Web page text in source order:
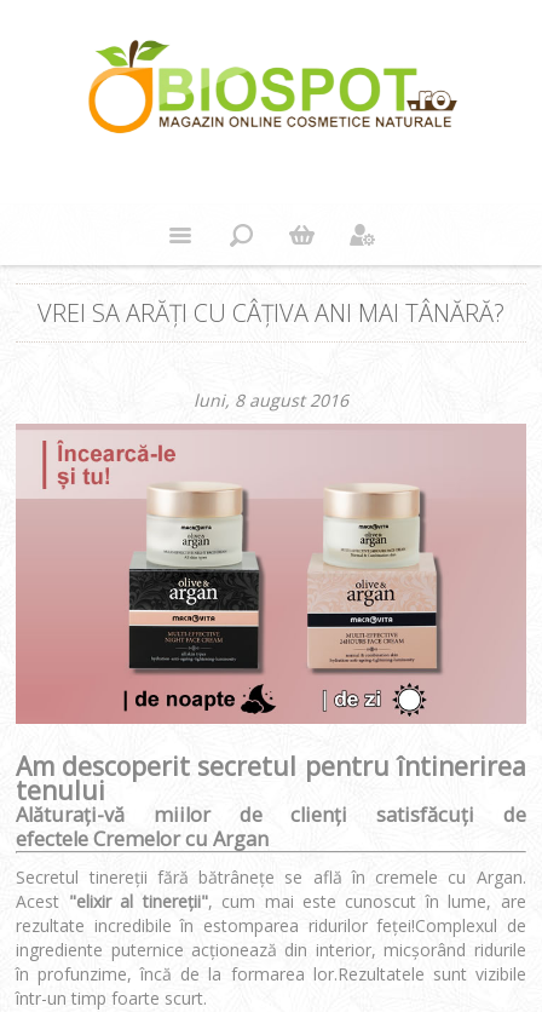
VREI SA ARĂŢI CU CÂŢIVA ANI MAI TÂNĂRĂ?
luni, 8 august 2016
Am descoperit secretul pentru întinerirea
tenului
Alăturaţi-vă miilor de clienţi satisfăcuţi de
efecteleCremelor cu Argan
Secretul tinereţii fără bătrâneţe se află în cremele cu Argan.
Acest "elixir al tinereţii", cum mai este cunoscut în lume, are
rezultate incredibile în estomparea ridurilor feţei!Complexul de
ingrediente puternice acţionează din interior, micşorând ridurile
în profunzime, încă de la formarea lor.Rezultatele sunt vizibile
într-un timp foarte scurt.